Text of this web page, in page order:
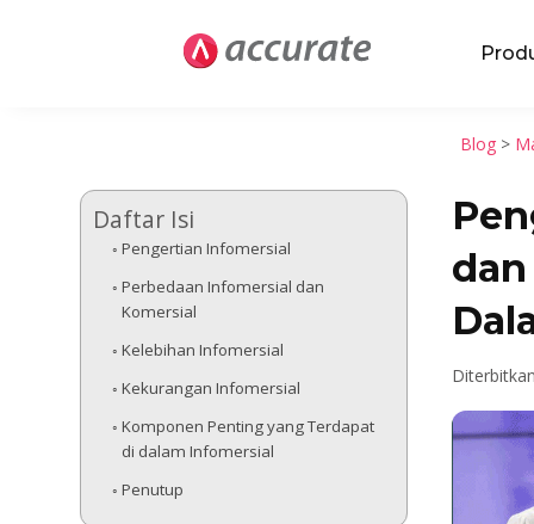
Blog >
Daftar Isi
Pengertian Infomersial
Perbedaan Infomersial dan
Komersial
Kelebihan Infomersial
Kekurangan Infomersial
Komponen Penting yang Terdapat
di dalam Infomersial
Penutup